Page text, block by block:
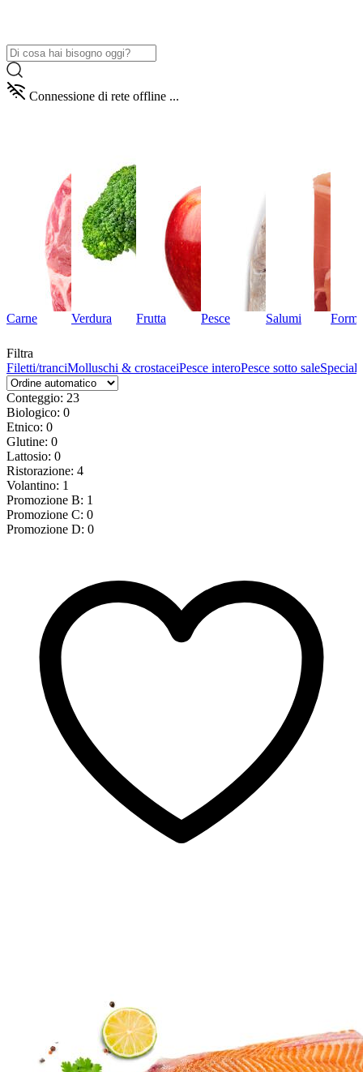
Connessione di rete offline ...
Carne Verdura Frutta Pesce Salumi
Filtra
Filetti/tranciMolluschi & crostaceiPesce interoPesce sotto sale
Conteggio: 23
Biologico: 0
Etnico: 0
Glutine: 0
Lattosio: 0
Ristorazione: 4
Volantino: 1
Promozione B: 1
Promozione C: 0
Promozione D: 0